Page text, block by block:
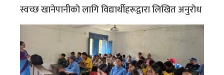
स्वच्छ खानेपानीकाे लागि विद्यार्थीहरूद्वारा लिखित अनुराेध